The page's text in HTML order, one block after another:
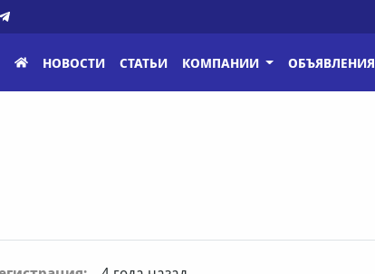
НОВОСТИ СТАТЬИ КОМПАНИИ ОБЪЯВЛЕНИЯ